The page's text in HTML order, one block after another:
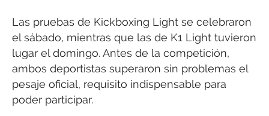
Las pruebas de Kickboxing Light se celebraron
el sábado, mientras que las de K1 Light tuvieron
lugar el domingo. Antes de la competición,
ambos deportistas superaron sin problemas el
pesaje oficial, requisito indispensable para
poder participar.